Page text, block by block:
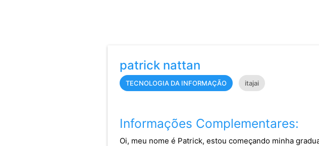
patrick nattan
TECNOLOGIA DA INFORMAÇÃO itajai
Informações Complementares:
Oi, meu nome é Patrick, estou começando minha